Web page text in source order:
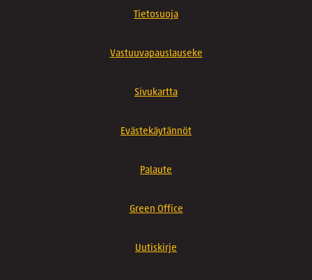
Tietosuoja
Vastuuvapauslauseke
Sivukartta
Evästekäytännöt
Palaute
Green Office
Uutiskirje